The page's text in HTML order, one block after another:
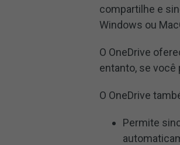
compartilhe e
Windows ou
O OneDrive
entanto, se você
O OneDrive
Permite